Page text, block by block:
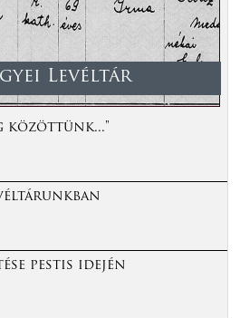
Levéltár
közöttünk..."
pestis idején